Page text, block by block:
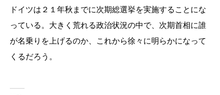
ドイツは２１年秋までに次期総選挙を実施することにな
っている。大きく荒れる政治状況の中で、次期首相に誰
が名乗りを上げるのか、これから徐々に明らかになって
くるだろう。